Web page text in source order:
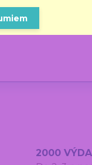
2000